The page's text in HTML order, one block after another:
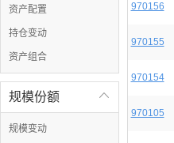
资产配置
持仓变动
资产组合

规模份额
规模变动
970156
970155
970154
970105